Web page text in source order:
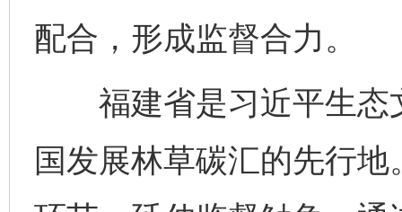
配合，形成监督合力。
福建省是习近平生态
国发展林草碳汇的先行